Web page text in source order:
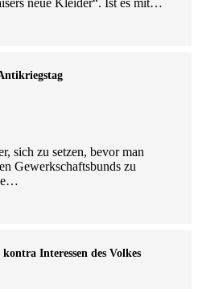
neue Kleider“. Ist es mit…
sich zu setzen, bevor man
Gewerkschaftsbunds zu
Inte­ressen des Volkes